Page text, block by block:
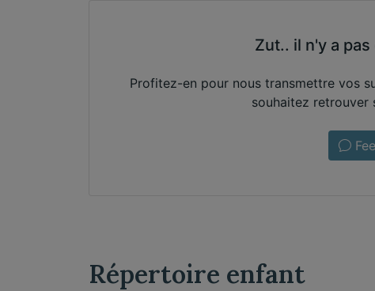
Zut.. il n'y a
Profitez-en pour nous transmettre vos
souhaitez retrouver
Répertoire enfant